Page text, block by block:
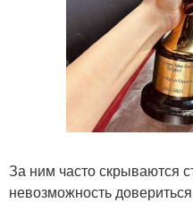
За ним часто скрываются
невозможность